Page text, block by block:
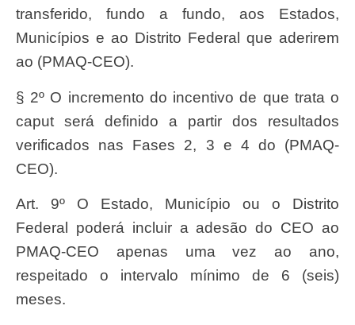
transferido, fundo a fundo, aos Estados,
Municípios e ao Distrito Federal que aderirem
ao (PMAQ-CEO).
§ 2º O incremento do incentivo de que trata o
caput será definido a partir dos resultados
verificados nas Fases 2, 3 e 4 do (PMAQ-
CEO).
Art. 9º O Estado, Município ou o Distrito
Federal poderá incluir a adesão do CEO ao
PMAQ-CEO apenas uma vez ao ano,
respeitado o intervalo mínimo de 6 (seis)
meses.